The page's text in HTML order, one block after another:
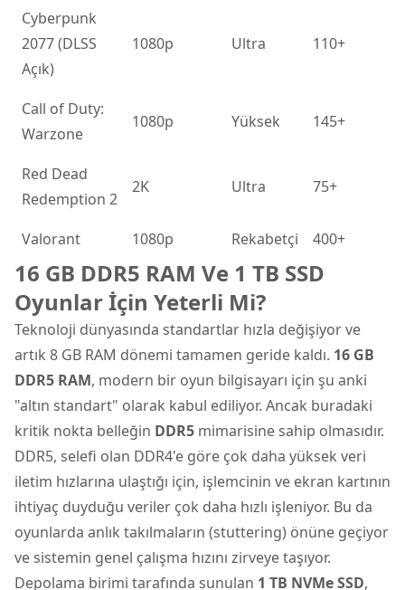
Cyberpunk
2077 (DLSS
Açık)
1080p Ultra 110+
Call of Duty:
Warzone
1080p Yüksek 145+
Red Dead
Redemption 2
2K Ultra 75+
Valorant 1080p Rekabetçi 400+
16 GB DDR5 RAM Ve 1 TB SSD
Oyunlar İçin Yeterli Mi?
Teknoloji dünyasında standartlar hızla değişiyor ve
artık 8 GB RAM dönemi tamamen geride kaldı. 16 GB
DDR5 RAM, modern bir oyun bilgisayarı için şu anki
"altın standart" olarak kabul ediliyor. Ancak buradaki
kritik nokta belleğin DDR5 mimarisine sahip olmasıdır.
DDR5, selefi olan DDR4'e göre çok daha yüksek veri
iletim hızlarına ulaştığı için, işlemcinin ve ekran kartının
ihtiyaç duyduğu veriler çok daha hızlı işleniyor. Bu da
oyunlarda anlık takılmaların (stuttering) önüne geçiyor
ve sistemin genel çalışma hızını zirveye taşıyor.
Depolama birimi tarafında sunulan 1 TB NVMe SSD,